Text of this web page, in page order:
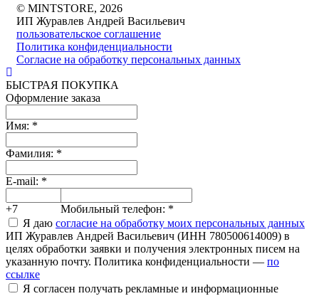
© MINTSTORE, 2026
ИП Журавлев Андрей Васильевич
пользовательское соглашение
Политика конфиденциальности
Согласие на обработку персональных данных
БЫСТРАЯ ПОКУПКА
Оформление заказа
Имя: *
Фамилия: *
E-mail: *
+7 Мобильный телефон: *
Я даю согласие на обработку моих персональных данных
ИП Журавлев Андрей Васильевич (ИНН 780500614009) в
целях обработки заявки и получения электронных писем на
указанную почту. Политика конфиденциальности — по
ссылке
Я согласен получать рекламные и информационные